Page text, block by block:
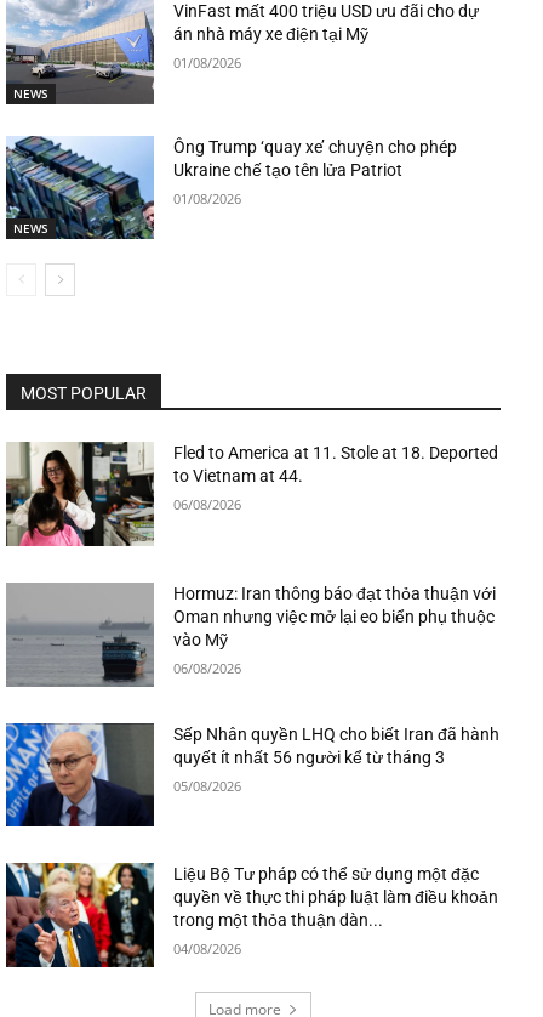
NEWS
VinFast mất 400 triệu USD ưu đãi cho dự
án nhà máy xe điện tại Mỹ
01/08/2026
NEWS
Ông Trump ‘quay xe’ chuyện cho phép
Ukraine chế tạo tên lửa Patriot
01/08/2026
MOST POPULAR
Fled to America at 11. Stole at 18. Deported
to Vietnam at 44.
06/08/2026
Hormuz: Iran thông báo đạt thỏa thuận với
Oman nhưng việc mở lại eo biển phụ thuộc
vào Mỹ
06/08/2026
Sếp Nhân quyền LHQ cho biết Iran đã hành
quyết ít nhất 56 người kể từ tháng 3
05/08/2026
Liệu Bộ Tư pháp có thể sử dụng một đặc
quyền về thực thi pháp luật làm điều khoản
trong một thỏa thuận dàn...
04/08/2026
Load more